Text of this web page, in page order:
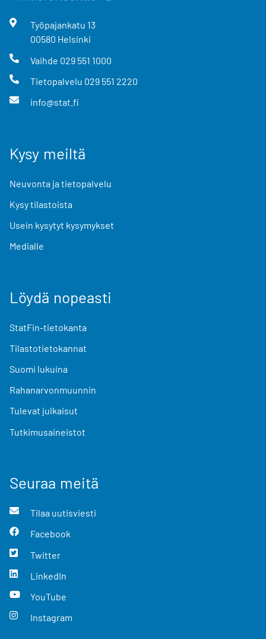
Työpajankatu 13
00580 Helsinki
Vaihde 029 551 1000
Tietopalvelu 029 551 2220
info@stat.fi
Kysy meiltä
Neuvonta ja tietopalvelu
Kysy tilastoista
Usein kysytyt kysymykset
Medialle
Löydä nopeasti
StatFin-tietokanta
Tilastotietokannat
Suomi lukuina
Rahanarvonmuunnin
Tulevat julkaisut
Tutkimusaineistot
Seuraa meitä
Tilaa uutisviesti
Facebook
Twitter
LinkedIn
YouTube
Instagram